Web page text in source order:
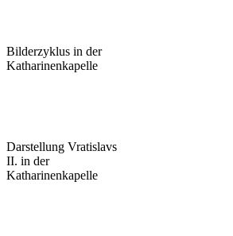
Bilderzyklus in der
Katharinenkapelle
Darstellung Vratislavs
II. in der
Katharinenkapelle